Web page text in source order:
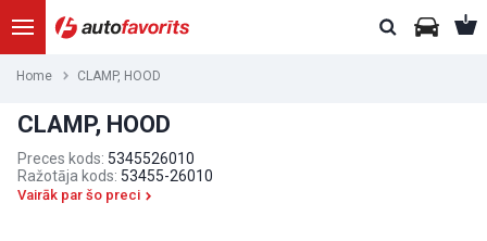
Home CLAMP, HOOD
CLAMP, HOOD
Preces kods: 5345526010
Ražotāja kods: 53455-26010
Vairāk par šo preci